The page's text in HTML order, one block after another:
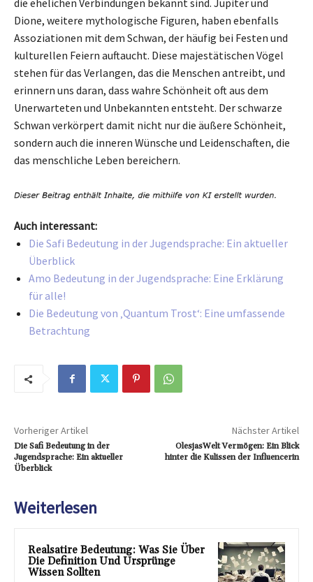
Dione, weitere mythologische Figuren, haben ebenfalls
Assoziationen mit dem Schwan, der häufig bei Festen und
kulturellen Feiern auftaucht. Diese majestätischen Vögel
stehen für das Verlangen, das die Menschen antreibt, und
erinnern uns daran, dass wahre Schönheit oft aus dem
Unerwarteten und Unbekannten entsteht. Der schwarze
Schwan verkörpert damit nicht nur die äußere Schönheit,
sondern auch die inneren Wünsche und Leidenschaften, die
das menschliche Leben bereichern.
Auch interessant:
Die Safi Bedeutung in der Jugendsprache: Ein aktueller
Überblick
Amo Bedeutung in der Jugendsprache: Eine Erklärung
für alle!
Die Bedeutung von ‚Quantum Trost‘: Eine umfassende
Betrachtung
Vorheriger Artikel
Die Safi Bedeutung in der
Jugendsprache: Ein aktueller
Überblick
Nächster Artikel
OlesjasWelt Vermögen: Ein Blick
hinter die Kulissen der Influencerin
Weiterlesen
Realsatire Bedeutung: Was Sie Über
Die Definition Und Ursprünge
Wissen Sollten